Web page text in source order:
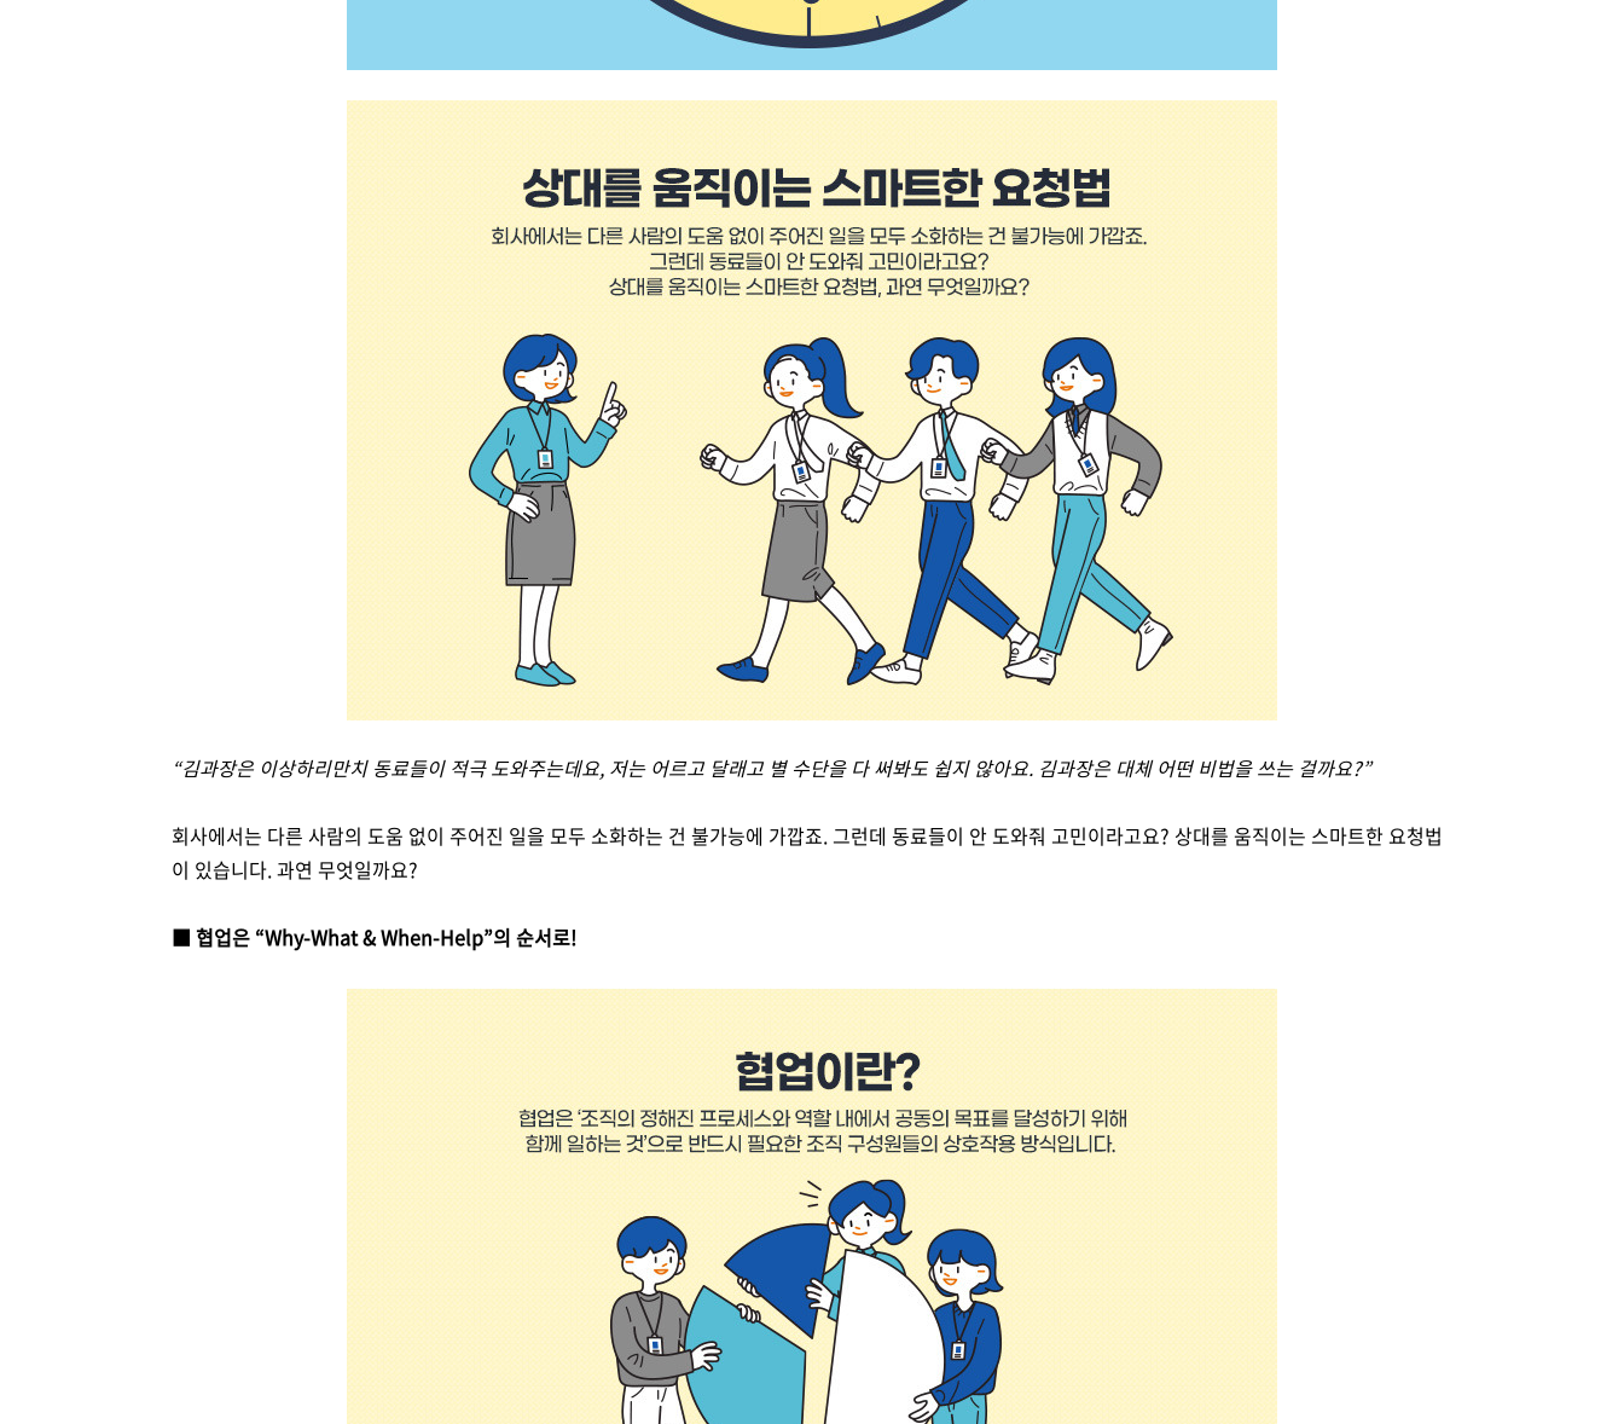
“김과장은 이상하리만치 동료들이 적극 도와주는데요, 저는 어르고 달래고 별 수단을 다 써봐도 쉽지 않아요. 김과장은 대체 어떤 비법을 쓰는 걸까요?”
회사에서는 다른 사람의 도움 없이 주어진 일을 모두 소화하는 건 불가능에 가깝죠. 그런데 동료들이 안 도와줘 고민이라고요? 상대를 움직이는 스마트한 요청법
이 있습니다. 과연 무엇일까요?
■ 협업은 “Why-What & When-Help”의 순서로!